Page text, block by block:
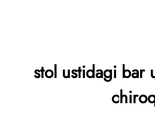
stol ustidagi bar